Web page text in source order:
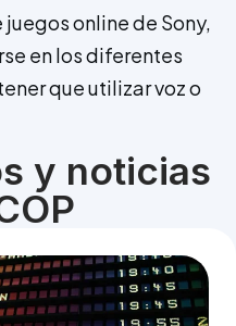
online de Sony,
en los diferentes
que utilizar voz o
y noticias